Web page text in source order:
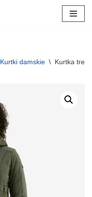
Kurtki damskie \ Kurtka